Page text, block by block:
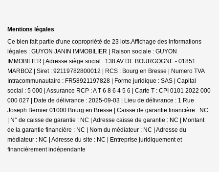
Mentions légales
Ce bien fait partie d'une copropriété de 23 lots.Affichage des informations
légales : GUYON JANIN IMMOBILIER | Raison sociale : GUYON
IMMOBILIER | Adresse siège social : 138 AV DE BOURGOGNE - 01851
MARBOZ | Siret : 92119782800012 | RCS : Bourg en Bresse | Numero TVA
Intracommunautaire : FR58921197828 | Forme juridique : SAS | Capital
social : 5 000 | Assurance RCP : A T 6 8 6 4 5 6 | Carte T : CPI 0101 2022 000
000 027 | Date de délivrance : 2025-09-03 | Lieu de délivrance : 1 Rue
Joseph Bernier 01000 Bourg en Bresse | Caisse de garantie financière : NC.
| N° de caisse de garantie : NC | Adresse caisse de garantie : NC | Montant
de la garantie financière : NC | Nom du médiateur : NC | Adresse du
médiateur : NC | Adresse du site : NC | Entreprise juridiquement et
financièrement indépendante